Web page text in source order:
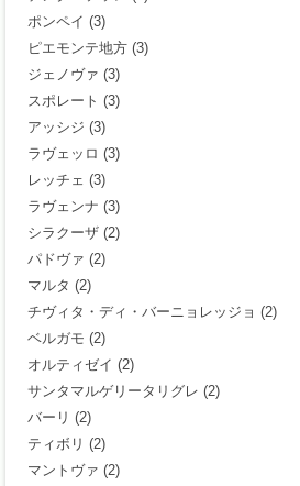
ポンペイ (3)
ピエモンテ地方 (3)
ジェノヴァ (3)
スポレート (3)
アッシジ (3)
ラヴェッロ (3)
レッチェ (3)
ラヴェンナ (3)
シラクーザ (2)
パドヴァ (2)
マルタ (2)
チヴィタ・ディ・バーニョレッジョ (2)
ベルガモ (2)
オルティゼイ (2)
サンタマルゲリータリグレ (2)
バーリ (2)
ティボリ (2)
マントヴァ (2)